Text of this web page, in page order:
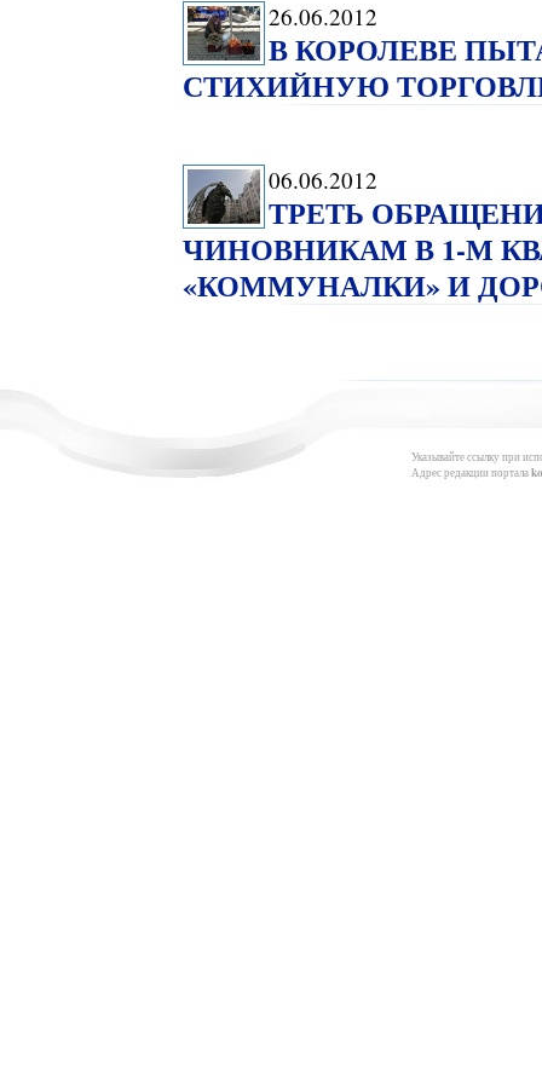
26.06.2012
В КОРОЛЕВЕ
СТИХИЙНУЮ
06.06.2012
ТРЕТЬ
ЧИНОВНИКАМ В 1-М
«КОММУНАЛКИ» И
Указывайте ссылку при
Адрес редакции портала